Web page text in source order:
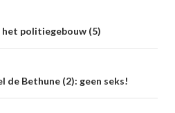
politiegebouw (5)
de Bethune (2): geen seks!